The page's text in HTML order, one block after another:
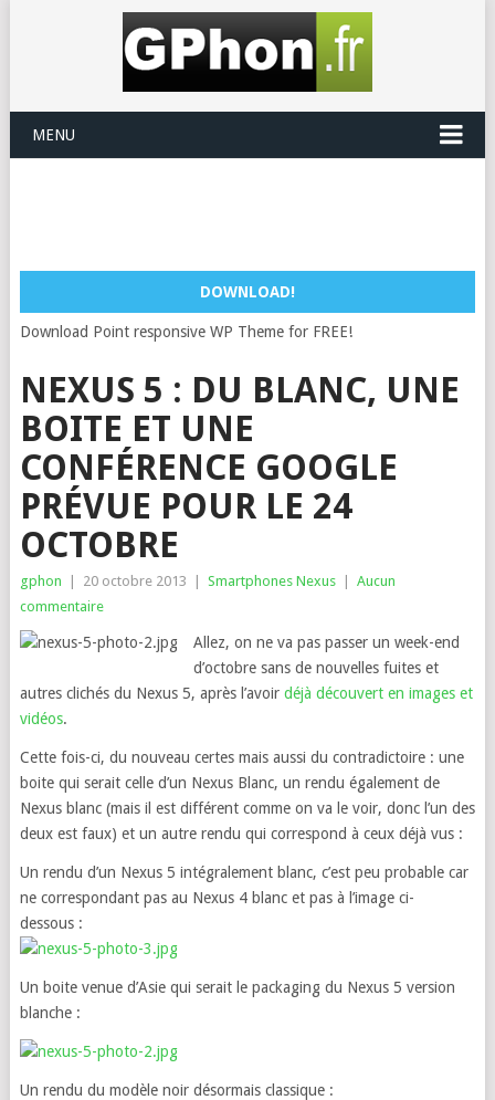
MENU
DOWNLOAD!
Download Point responsive WP Theme for FREE!
NEXUS 5 : DU BLANC, UNE
BOITE ET UNE
CONFÉRENCE GOOGLE
PRÉVUE POUR LE 24
OCTOBRE
gphon 20 octobre 2013 Smartphones Nexus
Aucun
commentaire
Allez, on ne va pas passer un week-end
d’octobre sans de nouvelles fuites et
autres clichés du Nexus 5, après l’avoir déjà découvert en images et
vidéos.
Cette fois-ci, du nouveau certes mais aussi du contradictoire : une
boite qui serait celle d’un Nexus Blanc, un rendu également de
Nexus blanc (mais il est différent comme on va le voir, donc l’un des
deux est faux) et un autre rendu qui correspond à ceux déjà vus :
Un rendu d’un Nexus 5 intégralement blanc, c’est peu probable car
ne correspondant pas au Nexus 4 blanc et pas à l’image ci-
dessous :
Un boite venue d’Asie qui serait le packaging du Nexus 5 version
blanche :
Un rendu du modèle noir désormais classique :